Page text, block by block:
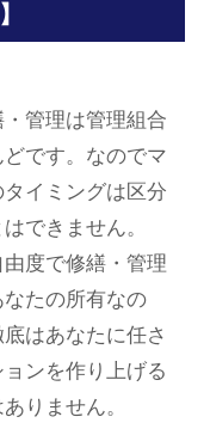
管理は管理組合
です。なのでマ
イミングは区分
できません。
度で修繕・管理
たの所有なの
はあなたに任さ
ンを作り上げる
りません。